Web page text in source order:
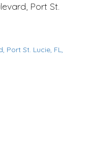
Port St.